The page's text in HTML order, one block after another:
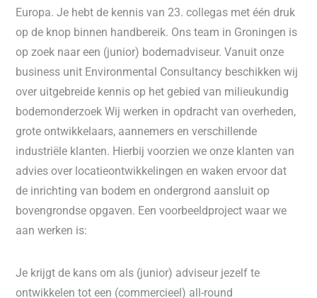
Europa. Je hebt de kennis van 23. collegas met één druk
op de knop binnen handbereik. Ons team in Groningen is
op zoek naar een (junior) bodemadviseur. Vanuit onze
business unit Environmental Consultancy beschikken wij
over uitgebreide kennis op het gebied van milieukundig
bodemonderzoek Wij werken in opdracht van overheden,
grote ontwikkelaars, aannemers en verschillende
industriële klanten. Hierbij voorzien we onze klanten van
advies over locatieontwikkelingen en waken ervoor dat
de inrichting van bodem en ondergrond aansluit op
bovengrondse opgaven. Een voorbeeldproject waar we
aan werken is:
Je krijgt de kans om als (junior) adviseur jezelf te
ontwikkelen tot een (commercieel) all-round